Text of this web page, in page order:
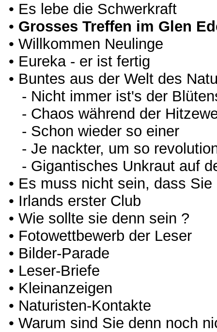
• Es lebe die Schwerkraft
• Grosses Treffen im Glen
• Willkommen Neulinge
• Eureka - er ist fertig
• Buntes aus der Welt des
- Nicht immer ist's der
- Chaos während der
- Schon wieder so einer
- Je nackter, um so
- Gigantisches Unkraut auf
• Es muss nicht sein, dass
• Irlands erster Club
• Wie sollte sie denn sein ?
• Fotowettbewerb der Leser
• Bilder-Parade
• Leser-Briefe
• Kleinanzeigen
• Naturisten-Kontakte
• Warum sind Sie denn noch